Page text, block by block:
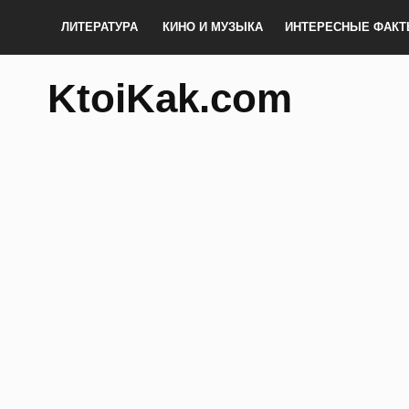
ЛИТЕРАТУРА КИНО И МУЗЫКА ИНТЕРЕСНЫЕ
KtoiKak.com